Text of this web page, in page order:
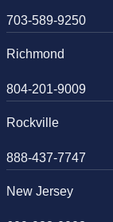
703-589-9250
Richmond
804-201-9009
Rockville
888-437-7747
New Jersey